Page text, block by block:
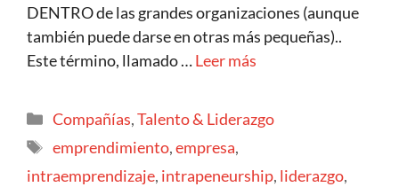
DENTRO de las grandes organizaciones (aunque
también puede darse en otras más pequeñas)..
Este término, llamado …Leer más
Compañías,Talento & Liderazgo
emprendimiento,empresa,
intraemprendizaje, intrapeneurship, liderazgo,